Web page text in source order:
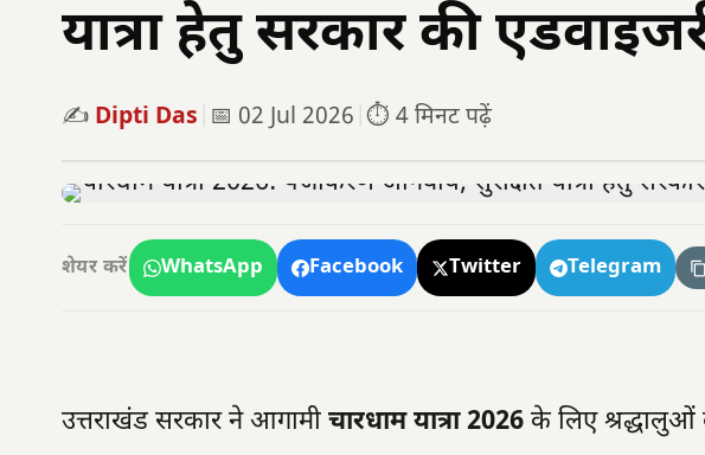
यात्रा हेतु सरकार की
✍️ Dipti Das 📅 02 Jul 2026 ⏱️ 4 मिनट पढ़ें
शेयर करें WhatsApp Facebook Twitter Telegram
उत्तराखंड सरकार ने आगामी चारधाम यात्रा 2026 के लिए श्रद्धालुओं